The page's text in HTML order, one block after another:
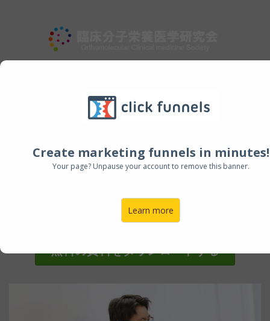
Create marketing funnels in minutes!
Your page? Unpause your account to remove this banner.
Learn more
サプリから食事、ライフス
体の不調の根本原因を知り、サプリを
学びませんか？
無料の資料をダウンロードする